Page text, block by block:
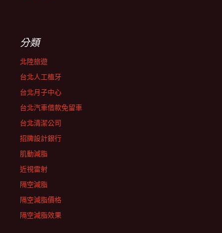
分類
北陸旅遊
台北人工植牙
台北月子中心
台北汽車借款免留車
台北清潔公司
招牌設計銀行
肌動減脂
近視雷射
隔空減脂
隔空減脂價格
隔空減脂效果